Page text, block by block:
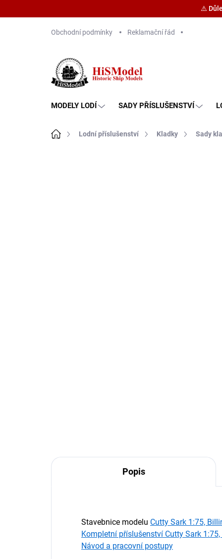
Obchodní podmínky Reklamační řád
MODELY LODÍ SADY PŘÍSLUŠENSTVÍ
Domů Lodní příslušenství Kladky Sady
Popis
Stavebnice modelu Cutty Sark 1:75,
Kompletní příslušenství Cutty Sark
Návod a pracovní postupy
⚠️